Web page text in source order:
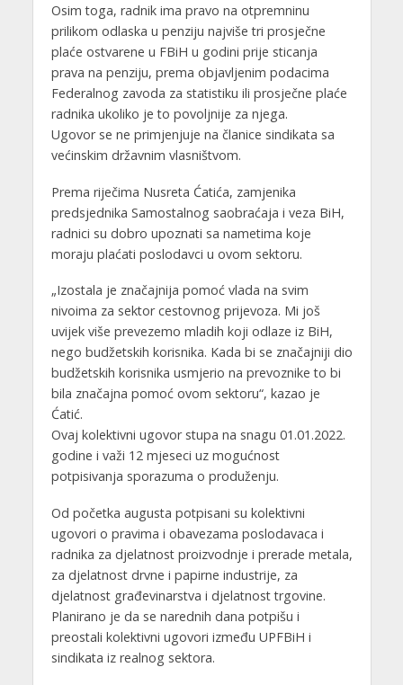
Osim toga, radnik ima pravo na otpremninu
prilikom odlaska u penziju najviše tri prosječne
plaće ostvarene u FBiH u godini prije sticanja
prava na penziju, prema objavljenim podacima
Federalnog zavoda za statistiku ili prosječne plaće
radnika ukoliko je to povoljnije za njega.
Ugovor se ne primjenjuje na članice sindikata sa
većinskim državnim vlasništvom.
Prema riječima Nusreta Ćatića, zamjenika
predsjednika Samostalnog saobraćaja i veza BiH,
radnici su dobro upoznati sa nametima koje
moraju plaćati poslodavci u ovom sektoru.
„Izostala je značajnija pomoć vlada na svim
nivoima za sektor cestovnog prijevoza. Mi još
uvijek više prevezemo mladih koji odlaze iz BiH,
nego budžetskih korisnika. Kada bi se značajniji dio
budžetskih korisnika usmjerio na prevoznike to bi
bila značajna pomoć ovom sektoru“, kazao je
Ćatić.
Ovaj kolektivni ugovor stupa na snagu 01.01.2022.
godine i važi 12 mjeseci uz mogućnost
potpisivanja sporazuma o produženju.
Od početka augusta potpisani su kolektivni
ugovori o pravima i obavezama poslodavaca i
radnika za djelatnost proizvodnje i prerade metala,
za djelatnost drvne i papirne industrije, za
djelatnost građevinarstva i djelatnost trgovine.
Planirano je da se narednih dana potpišu i
preostali kolektivni ugovori između UPFBiH i
sindikata iz realnog sektora.